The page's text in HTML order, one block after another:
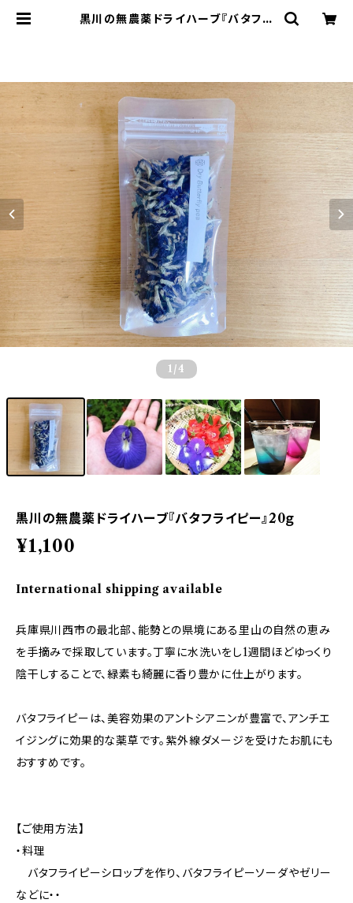
黒川の無農薬ドライハーブ『バタフラ
1 /4
黒川の無農薬ドライハーブ『バタフライピー』20ｇ
¥1,100
International shipping available
兵庫県川西市の最北部、能勢との県境にある里山の自然の恵み
を手摘みで採取しています。丁寧に水洗いをし1週間ほどゆっくり
陰干しすることで、緑素も綺麗に香り豊かに仕上がります。
バタフライピーは、美容効果のアントシアニンが豊富で、アンチエ
イジングに効果的な薬草です。紫外線ダメージを受けたお肌にも
おすすめです。
【ご使用方法】
・料理
バタフライピーシロップを作り、バタフライピーソーダやゼリー
などに・・